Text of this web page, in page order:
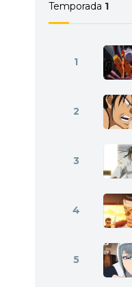
Temporada 1
1
2
3
4
5